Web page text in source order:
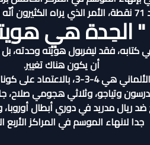
" الحِدة هي
كتابه، فقد ليفربول هويته
أن يكون هناك تغيير.
كانت خطة ليفربول التقليدية تحت
ريال مدريد في دوري أبطال
جدا لانهاء الموسم في المراكز الأربع